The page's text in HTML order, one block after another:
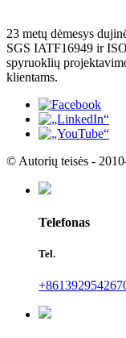
23 metų dėmesys
SGS IATF16949 ir
spyruoklių
klientams.
© Autorių teisės -
Telefonas
Tel.